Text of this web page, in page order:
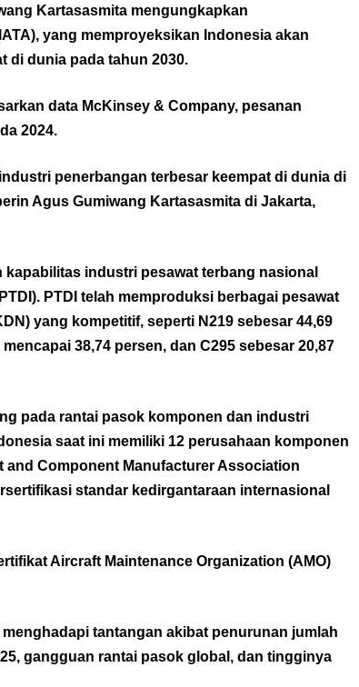
Kartasasmita mengungkapkan
yang memproyeksikan Indonesia akan
di dunia pada tahun 2030.
data McKinsey & Company, pesanan
2024.
penerbangan terbesar keempat di dunia di
Agus Gumiwang Kartasasmita di Jakarta,
industri pesawat terbang nasional
PTDI telah memproduksi berbagai pesawat
yang kompetitif, seperti N219 sebesar 44,69
38,74 persen, dan C295 sebesar 20,87
pada rantai pasok komponen dan industri
saat ini memiliki 12 perusahaan komponen
Component Manufacturer Association
standar kedirgantaraan internasional
Aircraft Maintenance Organization (AMO)
tantangan akibat penurunan jumlah
gangguan rantai pasok global, dan tingginya